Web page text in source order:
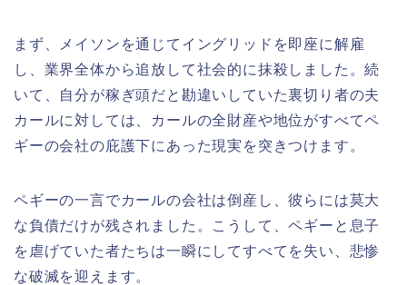
まず、メイソンを通じてイングリッドを即座に解雇
し、業界全体から追放して社会的に抹殺しました。続
いて、自分が稼ぎ頭だと勘違いしていた裏切り者の夫
カールに対しては、カールの全財産や地位がすべてペ
ギーの会社の庇護下にあった現実を突きつけます。
ペギーの一言でカールの会社は倒産し、彼らには莫大
な負債だけが残されました。こうして、ペギーと息子
を虐げていた者たちは一瞬にしてすべてを失い、悲惨
な破滅を迎えます。